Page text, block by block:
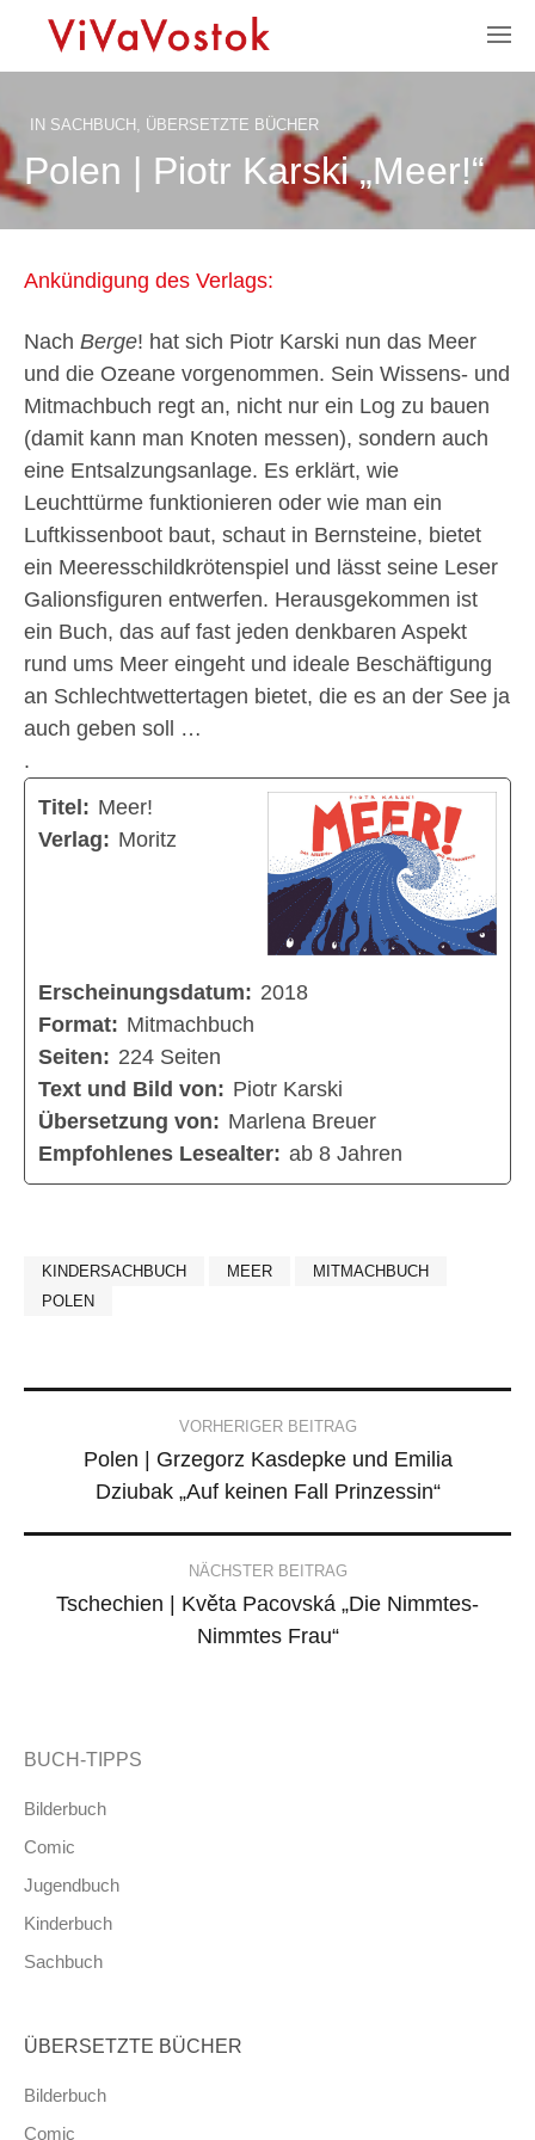
IN SACHBUCH , ÜBERSETZTE BÜCHER
Polen | Piotr Karski „Meer!“
Ankündigung des Verlags:
Nach Berge! hat sich Piotr Karski nun das Meer
und die Ozeane vorgenommen. Sein Wissens- und
Mitmachbuch regt an, nicht nur ein Log zu bauen
(damit kann man Knoten messen), sondern auch
eine Entsalzungsanlage. Es erklärt, wie
Leuchttürme funktionieren oder wie man ein
Luftkissenboot baut, schaut in Bernsteine, bietet
ein Meeresschildkrötenspiel und lässt seine Leser
Galionsfiguren entwerfen. Herausgekommen ist
ein Buch, das auf fast jeden denkbaren Aspekt
rund ums Meer eingeht und ideale Beschäftigung
an Schlechtwettertagen bietet, die es an der See ja
auch geben soll …
.
Titel: Meer!
Verlag: Moritz
Erscheinungsdatum: 2018
Format: Mitmachbuch
Seiten: 224 Seiten
Text und Bild von: Piotr Karski
Übersetzung von: Marlena Breuer
Empfohlenes Lesealter: ab 8 Jahren
KINDERSACHBUCH MEER
MITMACHBUCH
POLEN
navigation
VORHERIGER BEITRAG
Polen | Grzegorz Kasdepke und Emilia
Dziubak „Auf keinen Fall Prinzessin“
NÄCHSTER BEITRAG
Tschechien | Květa Pacovská „Die Nimmtes-
Nimmtes Frau“
BUCH-TIPPS
Bilderbuch
Comic
Jugendbuch
Kinderbuch
Sachbuch
ÜBERSETZTE BÜCHER
Bilderbuch
Comic